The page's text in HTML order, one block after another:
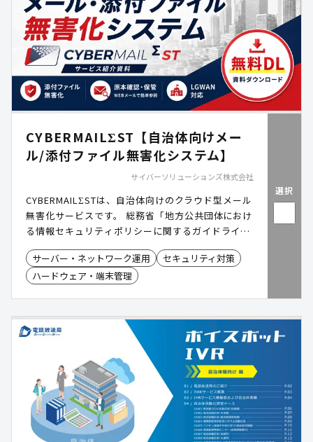
CYBERMAILΣST【自治体向けメー
ル/添付ファイル無害化システム】
サイバーソリューションズ株式会社
CYBERMAILΣSTは、自治体向けのクラウド型メール
無害化サービスです。 総務省「地方公共団体におけ
る情報セキュリティポリシーに関するガイドライ
ン」に準拠し、LGWAN環境における安全なメール
運用を低コストかつスピーディに実現します。 メー
ル本文・添付ファイルの無害化から原本保管・閲覧
はの柔軟性で、これからの自治体に最適なメールセ
キュリティ環境を実現します
サーバー・ネットワーク運用
セキュリティ対策
ハードウェア・端末管理
選択